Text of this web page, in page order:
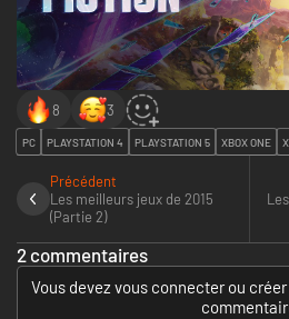
8 3
PC PLAYSTATION 4 PLAYSTATION 5 XBOX ONE
Précédent
Les meilleurs jeux de 2015
(Partie 2)
2 commentaires
Vous devez vous connecter ou